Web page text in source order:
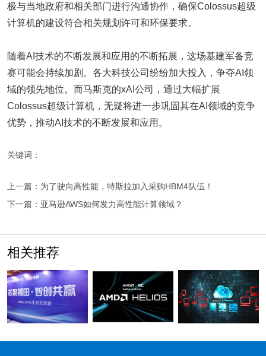
极与当地政府和相关部门进行沟通协作，确保Colossus超级
计算机的建设符合相关规划许可和环保要求。
随着AI技术的不断发展和应用的不断拓展，这场基建军备竞
赛可能会持续加剧。各大科技公司纷纷加大投入，争夺AI领
域的领先地位。而马斯克的xAI公司，通过大幅扩展
Colossus超级计算机，无疑将进一步巩固其在AI领域的竞争
优势，推动AI技术的不断发展和应用。
关键词：
上一篇：为了驶向高性能，特斯拉加入采购HBM4队伍！
下一篇：亚马逊AWS如何发力高性能计算领域？
相关推荐